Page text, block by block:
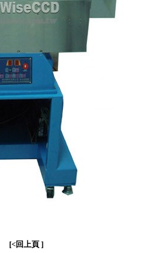
[<回上頁 ]